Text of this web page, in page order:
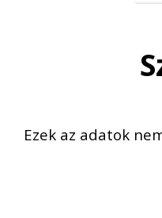
Ezek az adatok